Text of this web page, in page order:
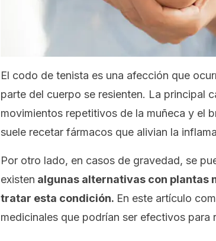
El codo de tenista es una afección que
parte del cuerpo se resienten. La principal
movimientos repetitivos de la muñeca y el
suele recetar fármacos que alivian la
Por otro lado, en casos de gravedad, se
existen algunas alternativas con plantas
tratar esta condición. En este artículo
medicinales que podrían ser efectivos para